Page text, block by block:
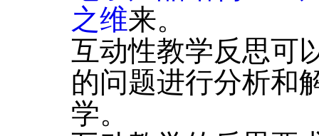
之维来。
互动性教学反思可
的问题进行分析和
学。